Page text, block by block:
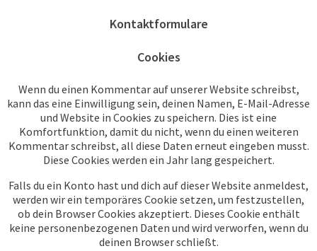
Kontaktformulare
Cookies
Wenn du einen Kommentar auf unserer Website schreibst,
kann das eine Einwilligung sein, deinen Namen, E-Mail-Adresse
und Website in Cookies zu speichern. Dies ist eine
Komfortfunktion, damit du nicht, wenn du einen weiteren
Kommentar schreibst, all diese Daten erneut eingeben musst.
Diese Cookies werden ein Jahr lang gespeichert.
Falls du ein Konto hast und dich auf dieser Website anmeldest,
werden wir ein temporäres Cookie setzen, um festzustellen,
ob dein Browser Cookies akzeptiert. Dieses Cookie enthält
keine personenbezogenen Daten und wird verworfen, wenn du
deinen Browser schließt.